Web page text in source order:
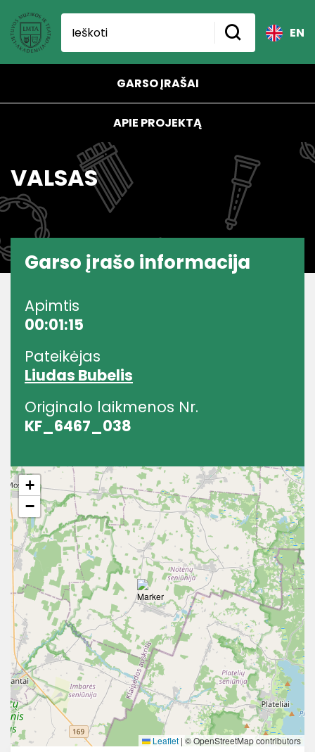
EN
GARSO ĮRAŠAI
APIE PROJEKTĄ
VALSAS
Garso įrašo informacija
Apimtis
00:01:15
Pateikėjas
Liudas Bubelis
Originalo laikmenos Nr.
KF_6467_038
+
−
Leaflet | © OpenStreetMap contributors